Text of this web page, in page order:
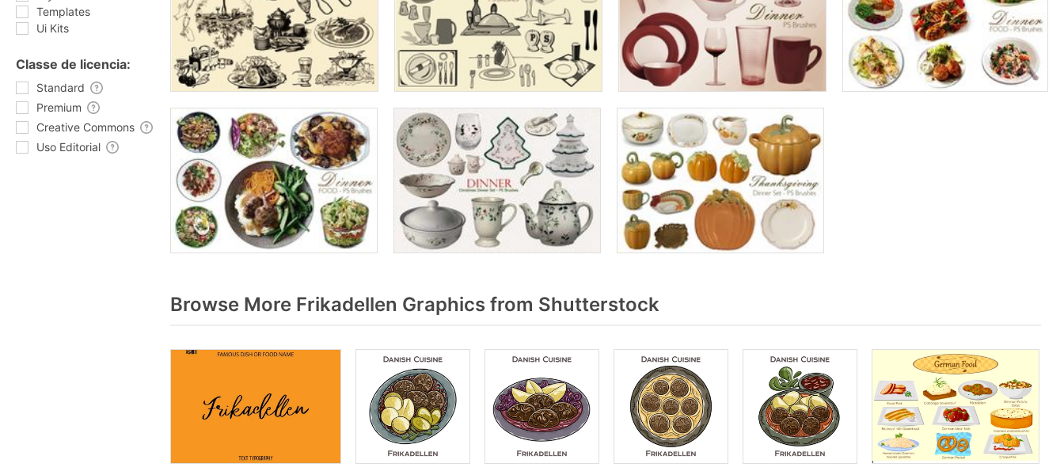
Templates
Ui Kits
Classe de licencia:
Standard
Premium
Creative Commons
Uso Editorial
Browse More Frikadellen Graphics from Shutterstock